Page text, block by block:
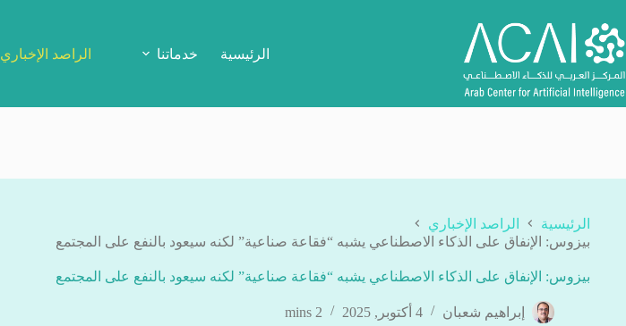
إلى
المحتوى
الرئيسية خدماتنا الراصد الإخباري
الرئيسية
الراصد الإخباري
بيزوس: الإنفاق على الذكاء الاصطناعي يشبه “فقاعة صناعية” لكنه سيعود بالنفع على المجتمع
بيزوس: الإنفاق على الذكاء الاصطناعي يشبه “فقاعة صناعية” لكنه سيعود بالنفع على المجتمع
إبراهيم شعبان 4 أكتوبر, 2025 2 mins